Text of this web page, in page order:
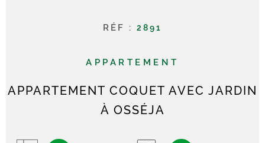
RÉF :2891
APPARTEMENT
APPARTEMENT COQUET AVEC JARDIN
À OSSÉJA